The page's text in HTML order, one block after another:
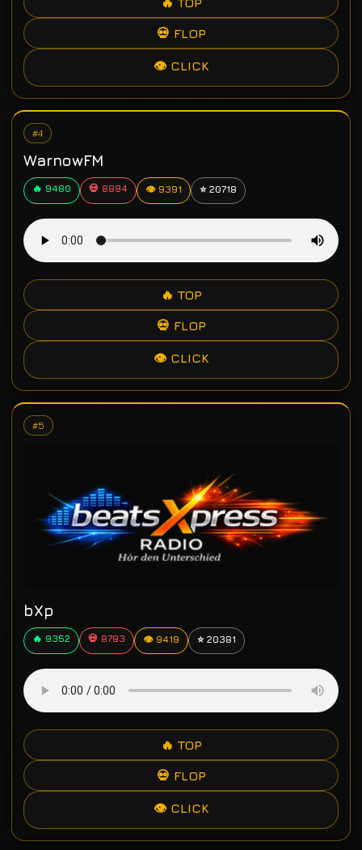
💀 FLOP
👁 CLICK
#4
WarnowFM
🔥 9480 💀 8894 👁 9391 ⭐ 20718
🔥 TOP
💀 FLOP
👁 CLICK
#5
bXp
🔥 9352 💀 8793 👁 9419 ⭐ 20381
🔥 TOP
💀 FLOP
👁 CLICK